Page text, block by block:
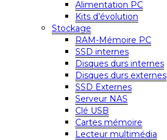
Alimentation PC
Kits d’évolution
Stockage
RAM-Mémoire PC
SSD internes
Disques durs internes
Disques durs externes
SSD Externes
Serveur NAS
Clé USB
Cartes mémoire
Lecteur multimédia